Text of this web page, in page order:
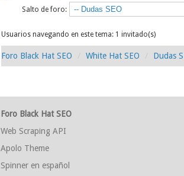
Salto de foro:
Usuarios navegando en este tema: 1 invitado(s)
Foro Black Hat SEO White Hat SEO Dudas
Foro Black Hat SEO
Web Scraping API
Apolo Theme
Spinner en español